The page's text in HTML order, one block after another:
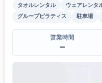
タオルレンタル ウェアレンタ
グループピラティス
駐車場
営業時間
ー